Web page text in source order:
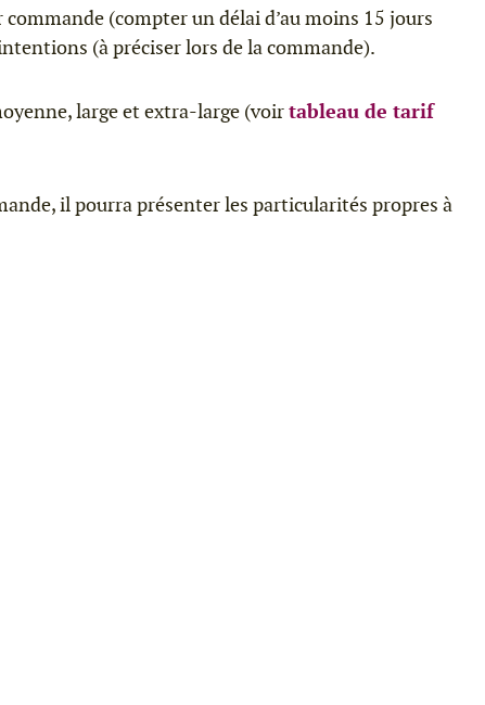
(compter un délai d’au moins 15 jours
(à préciser lors de la commande).
large et extra-large (voirtableau de tarif
il pourra présenter les particularités propres à